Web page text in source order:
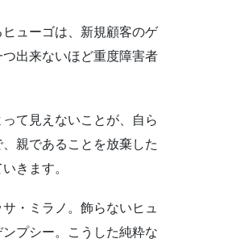
ューゴは、新規顧客のゲ
出来ないほど重度障害者
て見えないことが、自ら
親であることを放棄した
きます。
・ミラノ。飾らないヒュ
プシー。こうした純粋な